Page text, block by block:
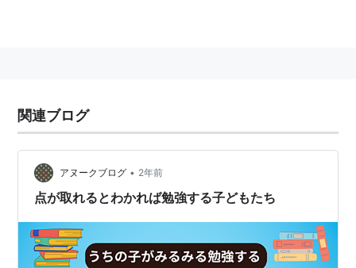
関連ブログ
アヌークブログ • 2年前
点が取れるとわかれば勉強する子どもたち